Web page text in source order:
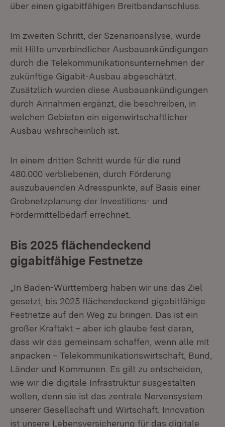
über einen gigabitfähigen Breitbandanschluss.
Im zweiten Schritt, der Szenarioanalyse, wurde
mit Hilfe unverbindlicher Ausbauankündigungen
durch die Telekommunikationsunternehmen der
zukünftige Gigabit-Ausbau abgeschätzt.
Zusätzlich wurden diese Ausbauankündigungen
durch Annahmen ergänzt, die beschreiben, in
welchen Gebieten ein eigenwirtschaftlicher
Ausbau wahrscheinlich ist.
In einem dritten Schritt wurde für die rund
480.000 verbliebenen, durch Förderung
auszubauenden Adresspunkte, auf Basis einer
Grobnetzplanung der Investitions- und
Fördermittelbedarf errechnet.
Bis 2025 flächendeckend
gigabitfähige Festnetze
„In Baden-Württemberg haben wir uns das Ziel
gesetzt, bis 2025 flächendeckend gigabitfähige
Festnetze auf den Weg zu bringen. Das ist ein
großer Kraftakt – aber ich glaube fest daran,
dass wir das gemeinsam schaffen, wenn alle mit
anpacken – Telekommunikationswirtschaft, Bund,
Länder und Kommunen. Es gilt zu entscheiden,
wie wir die digitale Infrastruktur ausgestalten
wollen, denn sie ist das zentrale Nervensystem
unserer Gesellschaft und Wirtschaft. Innovation
ist unsere Lebensversicherung für das digitale